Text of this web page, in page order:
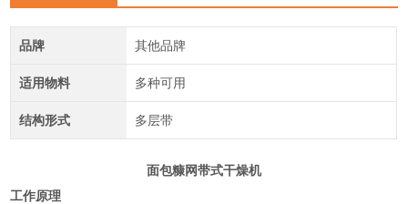
品牌 其他品牌
适用物料 多种可用
结构形式 多层带
面包糠网带式干燥机
工作原理